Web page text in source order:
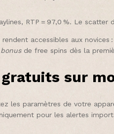
RTP = 97,0 %. Le
accessibles aux
bonusde free spins dès la
sur
les paramètres de votre
pour les alertes